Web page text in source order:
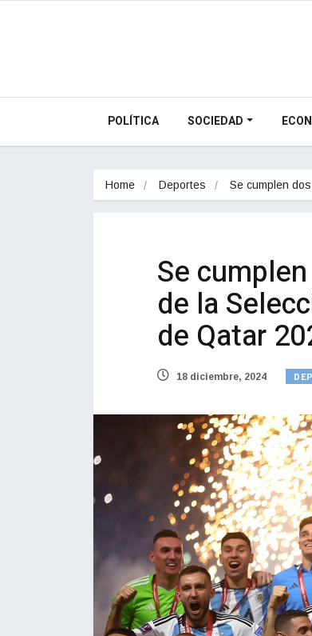
POLÍTICA SOCIEDAD
Home Deportes Se cumplen
Se
de la
de Qatar
18 diciembre, 2024